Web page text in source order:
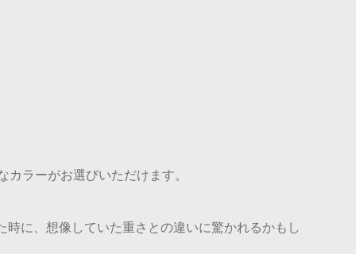
ラーがお選びいただけます。
に、想像していた重さとの違いに驚かれるかもし